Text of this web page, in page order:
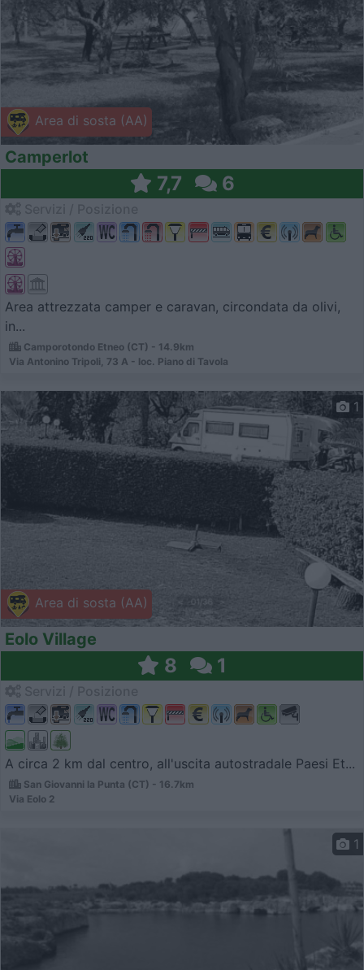
Area di sosta (AA)
Camperlot
7,7 6
Area attrezzata camper e caravan, circondata da olivi,
in...
Camporotondo Etneo (CT) - 14.9km
Via Antonino Tripoli, 73 A - loc. Piano di Tavola
Area di sosta (AA)
1
Eolo Village
8 1
A circa 2 km dal centro, all'uscita autostradale Paesi Et...
San Giovanni la Punta (CT) - 16.7km
Via Eolo 2
1